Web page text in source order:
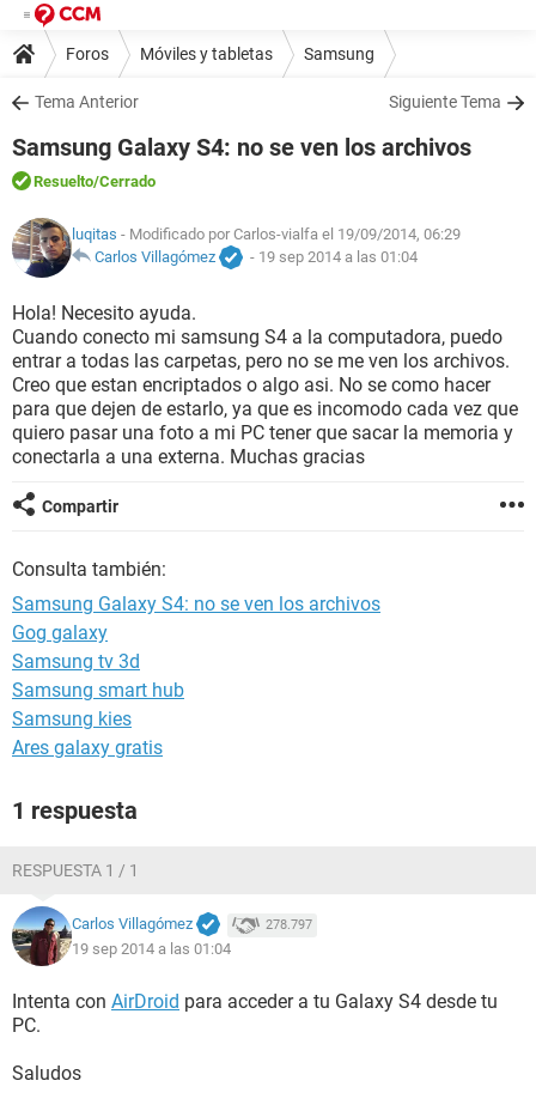
Foros Móviles y tabletas Samsung
Tema Anterior Siguiente Tema
Samsung Galaxy S4: no se ven los archivos
Resuelto/Cerrado
luqitas - Modificado por Carlos-vialfa el 19/09/2014, 06:29
Carlos Villagómez
- 19 sep 2014 a las 01:04
Hola! Necesito ayuda.
Cuando conecto mi samsung S4 a la computadora, puedo
entrar a todas las carpetas, pero no se me ven los archivos.
Creo que estan encriptados o algo asi. No se como hacer
para que dejen de estarlo, ya que es incomodo cada vez que
quiero pasar una foto a mi PC tener que sacar la memoria y
conectarla a una externa. Muchas gracias
Compartir
Consulta también:
Samsung Galaxy S4: no se ven los archivos
Gog galaxy
Samsung tv 3d
Samsung smart hub
Samsung kies
Ares galaxy gratis
1 respuesta
RESPUESTA 1 / 1
Carlos Villagómez 278.797
19 sep 2014 a las 01:04
Intenta con AirDroid para acceder a tu Galaxy S4 desde tu
PC.
Saludos